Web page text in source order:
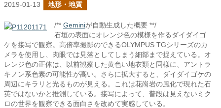
2019-01-13 地形・地質
/** Geminiが自動生成した概要 **/
石垣の表面にオレンジ色の模様を作るダイダイゴ
ケを接写で観察。高倍率撮影のできるOLYMPUS TGシリーズのカ
メラを使用し、肉眼では見落としてしまう細部まで捉えている。オ
レンジ色の正体は、以前観察した黄色い地衣類と同様に、アントラ
キノン系色素の可能性が高い。さらに拡大すると、ダイダイゴケの
周辺にキラリと光るものが見える。これは花崗岩の風化で現れた石
英ではないかと推測している。接写によって、普段は見えないミク
ロの世界を観察できる面白さを改めて実感している。